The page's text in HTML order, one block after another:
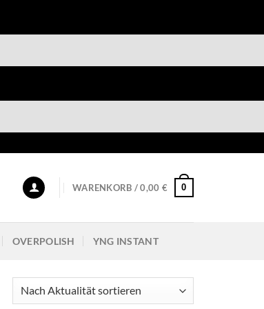
WARENKORB /0,00 € 0
OVERPOLISH YNG INSTANT